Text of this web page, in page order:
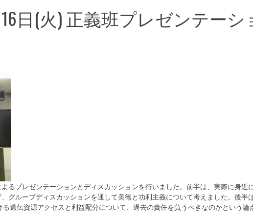
16日(火) 正義班プレゼンテーシ
るプレゼンテーションとディスカッションを行いました。前半は、実際に身近
グループディスカッションを通して美徳と功利主義について考えました。後半
遺伝資源アクセスと利益配分について、過去の責任を負うべきなのかという論